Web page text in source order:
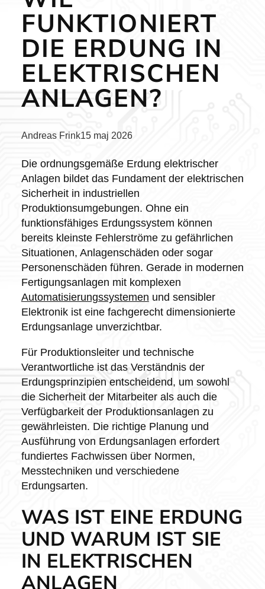
FUNKTIONIERT
DIE ERDUNG IN
ELEKTRISCHEN
ANLAGEN?
Posted
Andreas Frink15 maj 2026
Die ordnungsgemäße Erdung elektrischer
Anlagen bildet das Fundament der elektrischen
Sicherheit in industriellen
Produktionsumgebungen. Ohne ein
funktionsfähiges Erdungssystem können
bereits kleinste Fehlerströme zu gefährlichen
Situationen, Anlagenschäden oder sogar
Personenschäden führen. Gerade in modernen
Fertigungsanlagen mit komplexen
Automatisierungssystemen und sensibler
Elektronik ist eine fachgerecht dimensionierte
Erdungsanlage unverzichtbar.
Für Produktionsleiter und technische
Verantwortliche ist das Verständnis der
Erdungsprinzipien entscheidend, um sowohl
die Sicherheit der Mitarbeiter als auch die
Verfügbarkeit der Produktionsanlagen zu
gewährleisten. Die richtige Planung und
Ausführung von Erdungsanlagen erfordert
fundiertes Fachwissen über Normen,
Messtechniken und verschiedene
Erdungsarten.
WAS IST EINE ERDUNG
UND WARUM IST SIE
IN ELEKTRISCHEN
ANLAGEN